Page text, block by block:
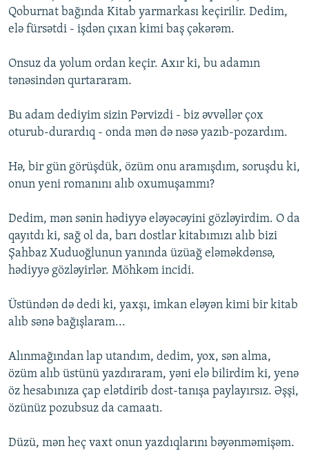
Qoburnat bağında Kitab yarmarkası keçirilir. Dedim,
elə fürsətdi - işdən çıxan kimi baş çəkərəm.
Onsuz da yolum ordan keçir. Axır ki, bu adamın
tənəsindən qurtararam.
Bu adam dediyim sizin Pərvizdi - biz əvvəllər çox
oturub-durardıq - onda mən də nəsə yazıb-pozardım.
Hə, bir gün görüşdük, özüm onu aramışdım, soruşdu ki,
onun yeni romanını alıb oxumuşammı?
Dedim, mən sənin hədiyyə eləyəcəyini gözləyirdim. O da
qayıtdı ki, sağ ol da, barı dostlar kitabımızı alıb bizi
Şahbaz Xuduoğlunun yanında üzüağ eləməkdənsə,
hədiyyə gözləyirlər. Möhkəm incidi.
Üstündən də dedi ki, yaxşı, imkan eləyən kimi bir kitab
alıb sənə bağışlaram...
Alınmağından lap utandım, dedim, yox, sən alma,
özüm alıb üstünü yazdıraram, yəni elə bilirdim ki, yenə
öz hesabınıza çap elətdirib dost-tanışa paylayırsız. Əşşi,
özünüz pozubsuz da camaatı.
Düzü, mən heç vaxt onun yazdıqlarını bəyənməmişəm.